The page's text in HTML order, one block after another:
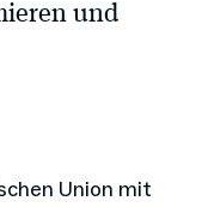
und
Union mit